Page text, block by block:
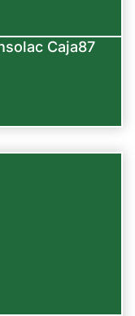
Caja87